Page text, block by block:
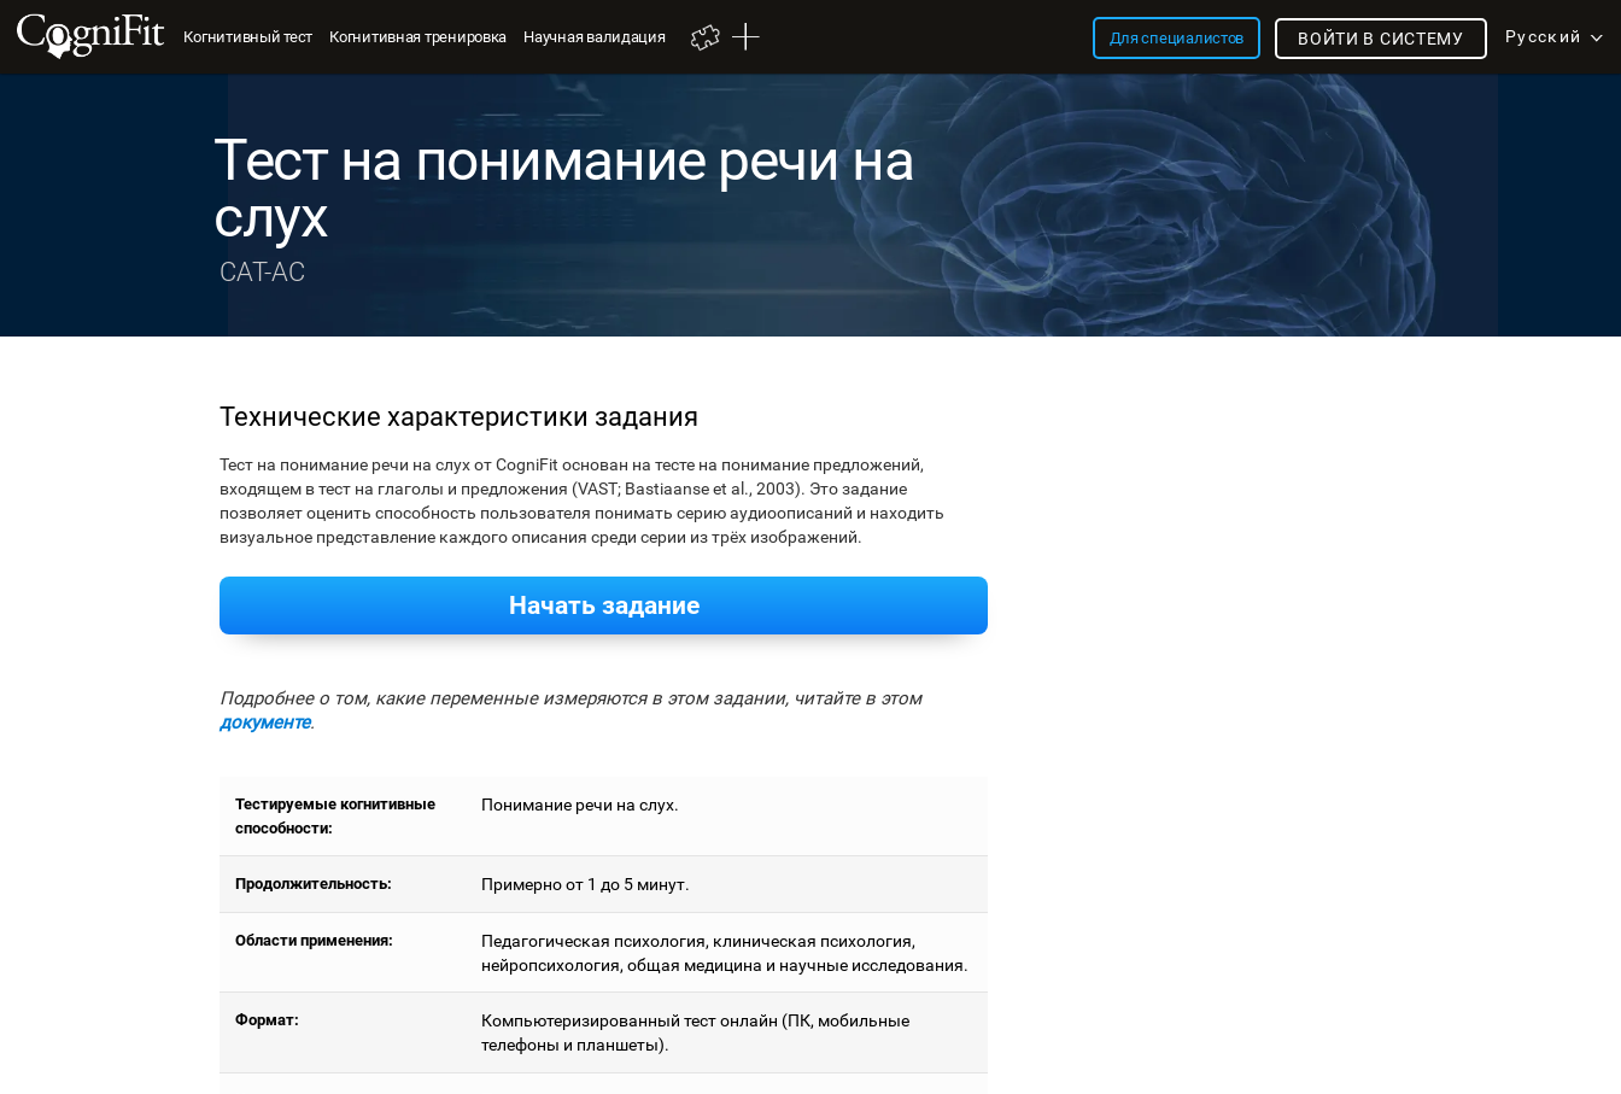
Когнитивный тест Когнитивная тренировка Научная валидация Для специалистов Русский
ВОЙТИ В СИСТЕМУ
Тест на понимание речи на
слух
CAT-AC
Технические характеристики задания
Тест на понимание речи на слух от CogniFit основан на тесте на понимание предложений,
входящем в тест на глаголы и предложения (VAST; Bastiaanse et al., 2003). Это задание
позволяет оценить способность пользователя понимать серию аудиоописаний и находить
визуальное представление каждого описания среди серии из трёх изображений.
Начать задание
Подробнее о том, какие переменные измеряются в этом задании, читайте в этом
документе.
Тестируемые когнитивные
способности:
Понимание речи на слух.
Продолжительность: Примерно от 1 до 5 минут.
Области применения:
Педагогическая психология, клиническая психология,
нейропсихология, общая медицина и научные исследования.
Формат:
Компьютеризированный тест онлайн (ПК, мобильные
телефоны и планшеты).